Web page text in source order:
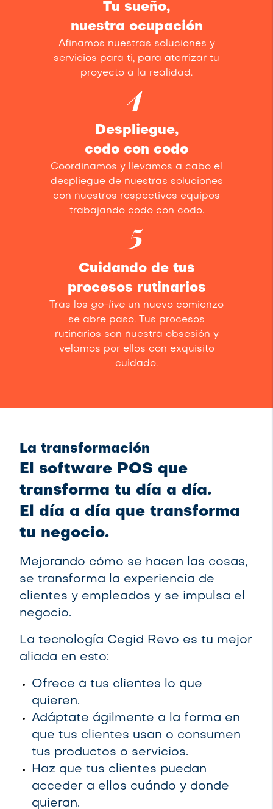
Tu sueño,
nuestra ocupación
Afinamos nuestras soluciones y
servicios para ti, para aterrizar tu
proyecto a la realidad.
4
Despliegue,
codo con codo
Coordinamos y llevamos a cabo el
despliegue de nuestras soluciones
con nuestros respectivos equipos
trabajando codo con codo.
5
Cuidando de tus
procesos rutinarios
Tras los go-live un nuevo comienzo
se abre paso. Tus procesos
rutinarios son nuestra obsesión y
velamos por ellos con exquisito
cuidado.
La transformación
El software POS que
transforma tu día a día.
El día a día que transforma
tu negocio.
Mejorando cómo se hacen las cosas,
se transforma la experiencia de
clientes y empleados y se impulsa el
negocio.
La tecnología Cegid Revo es tu mejor
aliada en esto:
Ofrece a tus clientes lo que
quieren.
Adáptate ágilmente a la forma en
que tus clientes usan o consumen
tus productos o servicios.
Haz que tus clientes puedan
acceder a ellos cuándo y donde
quieran.